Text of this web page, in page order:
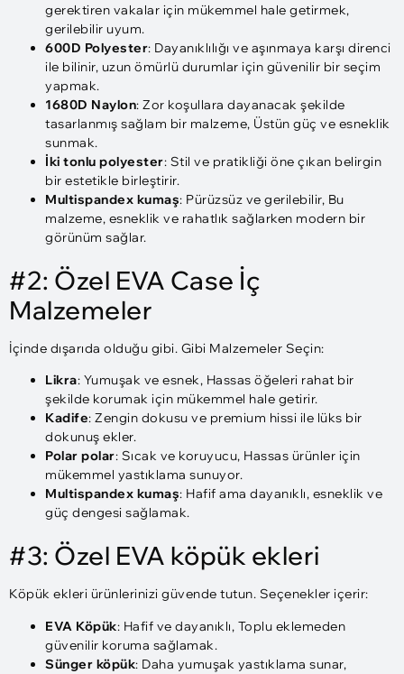
gerektiren vakalar için mükemmel hale getirmek,
gerilebilir uyum.
600D Polyester: Dayanıklılığı ve aşınmaya karşı direnci
ile bilinir, uzun ömürlü durumlar için güvenilir bir seçim
yapmak.
1680D Naylon: Zor koşullara dayanacak şekilde
tasarlanmış sağlam bir malzeme, Üstün güç ve esneklik
sunmak.
İki tonlu polyester: Stil ve pratikliği öne çıkan belirgin
bir estetikle birleştirir.
Multispandex kumaş: Pürüzsüz ve gerilebilir, Bu
malzeme, esneklik ve rahatlık sağlarken modern bir
görünüm sağlar.
#2: Özel EVA Case İç
Malzemeler
İçinde dışarıda olduğu gibi. Gibi Malzemeler Seçin:
Likra: Yumuşak ve esnek, Hassas öğeleri rahat bir
şekilde korumak için mükemmel hale getirir.
Kadife: Zengin dokusu ve premium hissi ile lüks bir
dokunuş ekler.
Polar polar: Sıcak ve koruyucu, Hassas ürünler için
mükemmel yastıklama sunuyor.
Multispandex kumaş: Hafif ama dayanıklı, esneklik ve
güç dengesi sağlamak.
#3: Özel EVA köpük ekleri
Köpük ekleri ürünlerinizi güvende tutun. Seçenekler içerir:
EVA Köpük: Hafif ve dayanıklı, Toplu eklemeden
güvenilir koruma sağlamak.
Sünger köpük: Daha yumuşak yastıklama sunar,